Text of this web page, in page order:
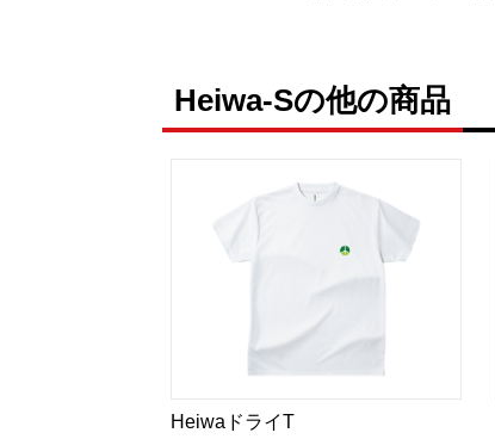
Heiwa-Sの他の商品
HeiwaドライT